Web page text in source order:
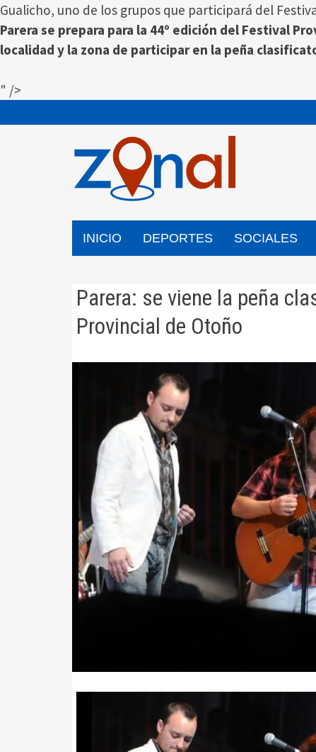
Gualicho, uno de los grupos que participará del
Parera se prepara para la 44º edición del Festival
localidad y la zona de participar en la peña
" />
al
INICIO DEPORTES SOCIALES
Parera: se viene la peña
Provincial de Otoño